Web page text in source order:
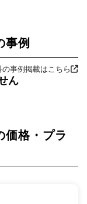
事例
の事例掲載はこちら
ん
価格・プラ